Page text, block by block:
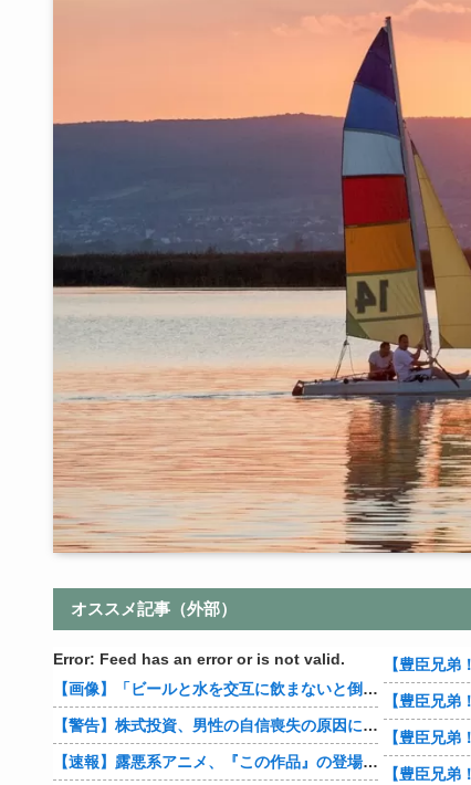
オススメ記事（外部）
Error: Feed has an error or is not valid.
【画像】「ビールと水を交互に飲まないと倒れるグラス」発売
【警告】株式投資、男性の自信喪失の原因に… 6割超が「人生の敗者」自認
【速報】露悪系アニメ、『この作品』の登場で最盛期を迎えてしまう…
【豊臣兄弟